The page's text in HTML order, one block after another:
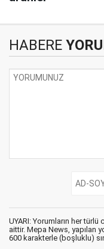
HABERE
UYARI: Yorumların her
aittir. Mepa News, yapılan
600 karakterle (boşluklu)